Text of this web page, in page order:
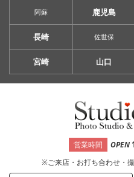
阿蘇 鹿児島
長崎 佐世保
宮崎 山口
営業時間 OPEN
※ご来店・お打ち合わせ・